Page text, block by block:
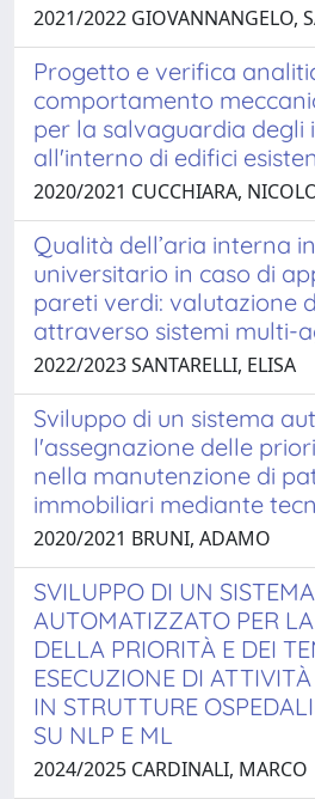
2021/2022 GIOVANNANGELO,
Progetto e verifica
comportamento
per la salvaguardia degli
all'interno di edifici
2020/2021 CUCCHIARA,
Qualità dell’aria interna
universitario in caso di
pareti verdi: valutazione
attraverso sistemi multi-
2022/2023 SANTARELLI, ELISA
Sviluppo di un sistema
l'assegnazione delle
nella manutenzione di
immobiliari mediante
2020/2021 BRUNI, ADAMO
SVILUPPO DI UN SISTEMA
AUTOMATIZZATO PER
DELLA PRIORITÀ E DEI
ESECUZIONE DI
IN STRUTTURE
SU NLP E ML
2024/2025 CARDINALI, MARCO